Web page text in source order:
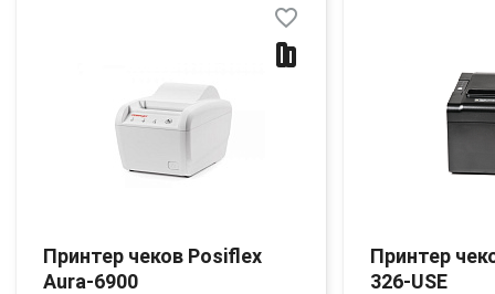
Принтер чеков Posiflex
Aura-6900
favorite_border
Принтер
326-USE